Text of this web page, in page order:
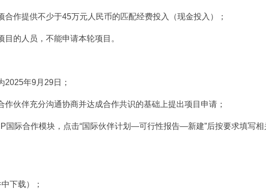
合作提供不少于45万元人民币的匹配经费投入（现金投入）；
目的人员，不能申请本轮项目。
2025年9月29日；
作伙伴充分沟通协商并达成合作共识的基础上提出项目申请；
国际合作模块，点击“国际伙伴计划—可行性报告—新建”后按要求填写相
下载）；